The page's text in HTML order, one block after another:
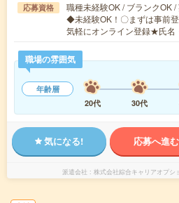
応募資格
職種未経験OK / ブランクOK
◆未経験OK！〇まずは事前
気軽にオンライン登録★氏
職場の雰囲気
年齢層
20代
30代
気になる! 応募へ進む
派遣会社 株式会社綜合キャリアオプシ